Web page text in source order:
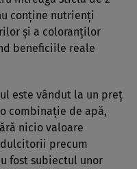
conține nutrienți
și a coloranților
beneficiile reale
este vândut la un preț
combinație de apă,
nicio valoare
precum
fost subiectul unor